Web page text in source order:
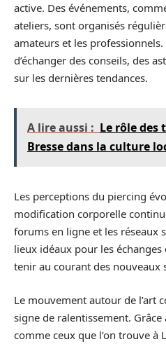
active. Des événements,
ateliers, sont organisés
amateurs et les
d’échanger des conseils, des
sur les dernières tendances.
A lire aussi : Le rôle des
Bresse dans la culture
Les perceptions du piercing
modification corporelle
forums en ligne et les réseaux
lieux idéaux pour les
tenir au courant des nouveaux
Le mouvement autour de l’art
signe de ralentissement.
comme ceux que l’on trouve à